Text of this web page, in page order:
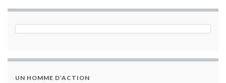
UN HOMME D’ACTION